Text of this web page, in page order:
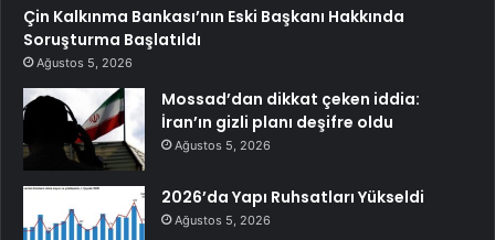
Çin Kalkınma Bankası’nın Eski Başkanı Hakkında
Soruşturma Başlatıldı
Ağustos 5, 2026
Mossad’dan dikkat çeken iddia:
İran’ın gizli planı deşifre oldu
Ağustos 5, 2026
2026’da Yapı Ruhsatları Yükseldi
Ağustos 5, 2026